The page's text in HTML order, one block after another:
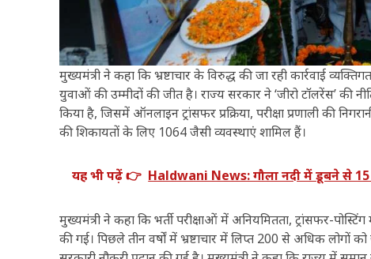
मुख्यमंत्री ने कहा कि भ्रष्टाचार के विरुद्ध की जा रही कार्रवाई
युवाओं की उम्मीदों की जीत है। राज्य सरकार ने ‘जीरो टॉलरेंस’ की
किया है, जिसमें ऑनलाइन ट्रांसफर प्रक्रिया, परीक्षा प्रणाली की
की शिकायतों के लिए 1064 जैसी व्यवस्थाएं शामिल हैं।
यह भी पढ़ें 👉 Haldwani News: गौला नदी में डूबने से 15
मुख्यमंत्री ने कहा कि भर्ती परीक्षाओं में अनियमितता, ट्रांसफर-
की गई। पिछले तीन वर्षों में भ्रष्टाचार में लिप्त 200 से अधिक